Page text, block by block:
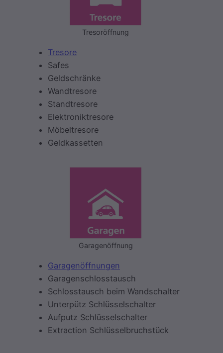
Tresoröffnung
Tresore
Safes
Geldschränke
Wandtresore
Standtresore
Elektroniktresore
Möbeltresore
Geldkassetten
Garagenöffnung
Garagenöffnungen
Garagenschlosstausch
Schlosstausch beim Wandschalter
Unterpütz Schlüsselschalter
Aufputz Schlüsselschalter
Extraction Schlüsselbruchstück